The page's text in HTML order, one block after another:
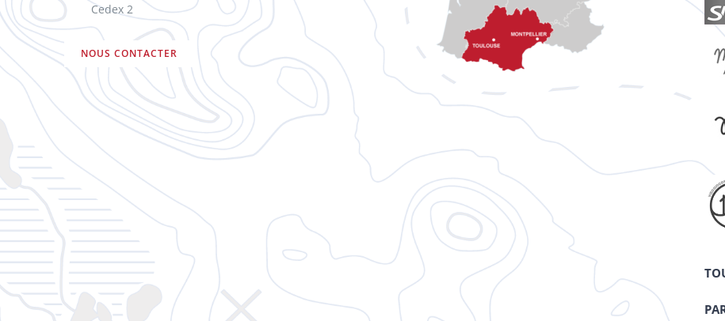
Cedex 2
NOUS CONTACTER